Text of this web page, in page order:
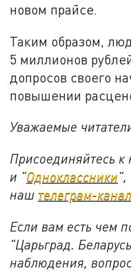
новом прайсе.
Таким образом,
5 миллионов
допросов своего
повышении
Уважаемые
Присоединяйтесь к
и "Одноклассники",
наш телеграм-канал
Если вам есть чем
"Царьград.
наблюдения,